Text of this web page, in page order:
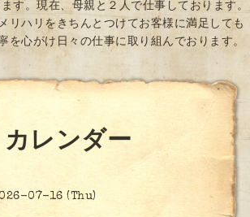
す。現在、母親と２人で仕事しております。
リハリをきちんとつけてお客様に満足しても
を心がけ日々の仕事に取り組んでおります。
カレンダー
07-16 (Thu)